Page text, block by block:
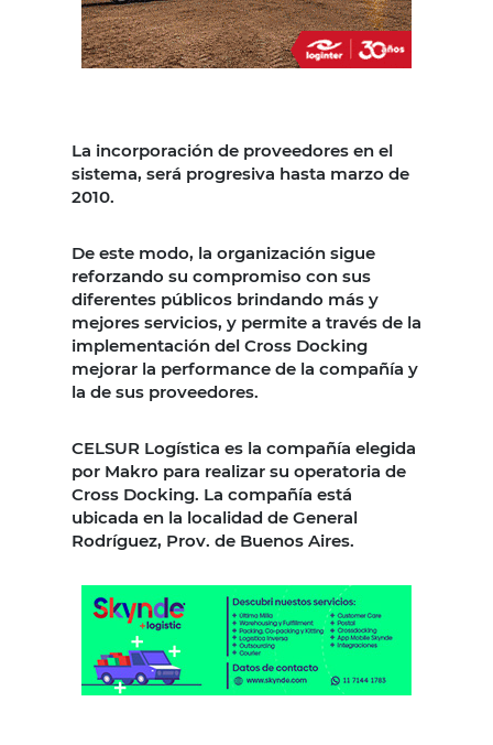
La incorporación de proveedores en el
sistema, será progresiva hasta marzo de
2010.
De este modo, la organización sigue
reforzando su compromiso con sus
diferentes públicos brindando más y
mejores servicios, y permite a través de la
implementación del Cross Docking
mejorar la performance de la compañía y
la de sus proveedores.
CELSUR Logística es la compañía elegida
por Makro para realizar su operatoria de
Cross Docking. La compañía está
ubicada en la localidad de General
Rodríguez, Prov. de Buenos Aires.